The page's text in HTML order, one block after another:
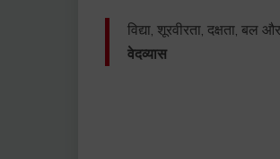
विद्या, शूरवीरता, दक्षता, बल
वेदव्यास